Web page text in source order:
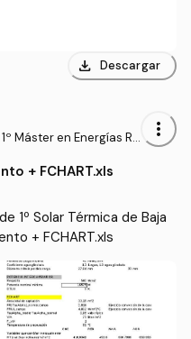
download Descargar
1º Máster en Energías Re
ergética (UCA)
more_vert
+ FCHART.xls
1º Solar Térmica de Baja
+ FCHART.xls